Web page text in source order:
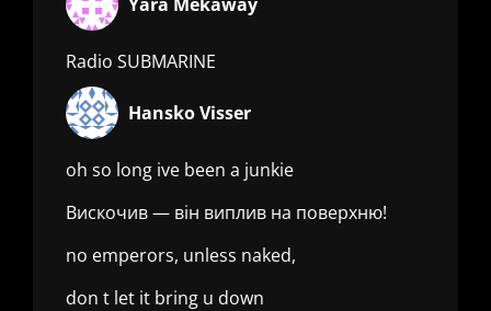
Yara Mekaway
Radio SUBMARINE
Hansko Visser
oh so long ive been a junkie
Вискочив — він виплив на поверхню!
no emperors, unless naked,
don t let it bring u down